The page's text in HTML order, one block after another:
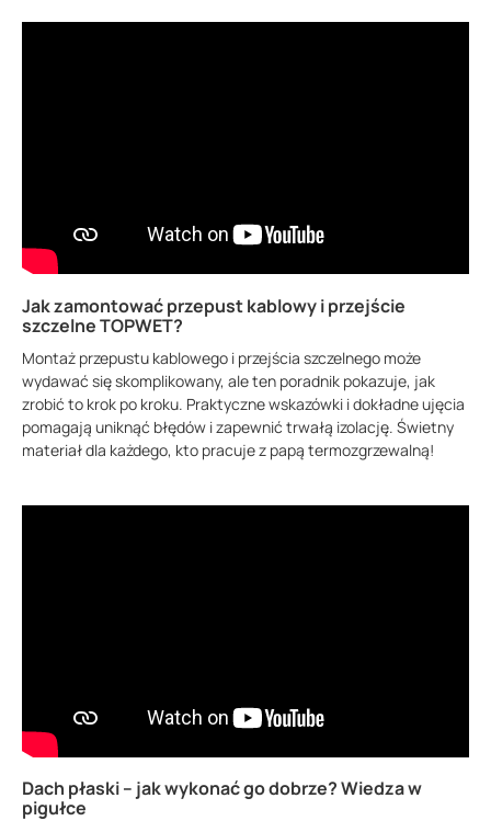
Jak zamontować przepust kablowy i przejście
szczelne TOPWET?
Montaż przepustu kablowego i przejścia szczelnego może
wydawać się skomplikowany, ale ten poradnik pokazuje, jak
zrobić to krok po kroku. Praktyczne wskazówki i dokładne ujęcia
pomagają uniknąć błędów i zapewnić trwałą izolację. Świetny
materiał dla każdego, kto pracuje z papą termozgrzewalną!
Dach płaski – jak wykonać go dobrze? Wiedza w
pigułce